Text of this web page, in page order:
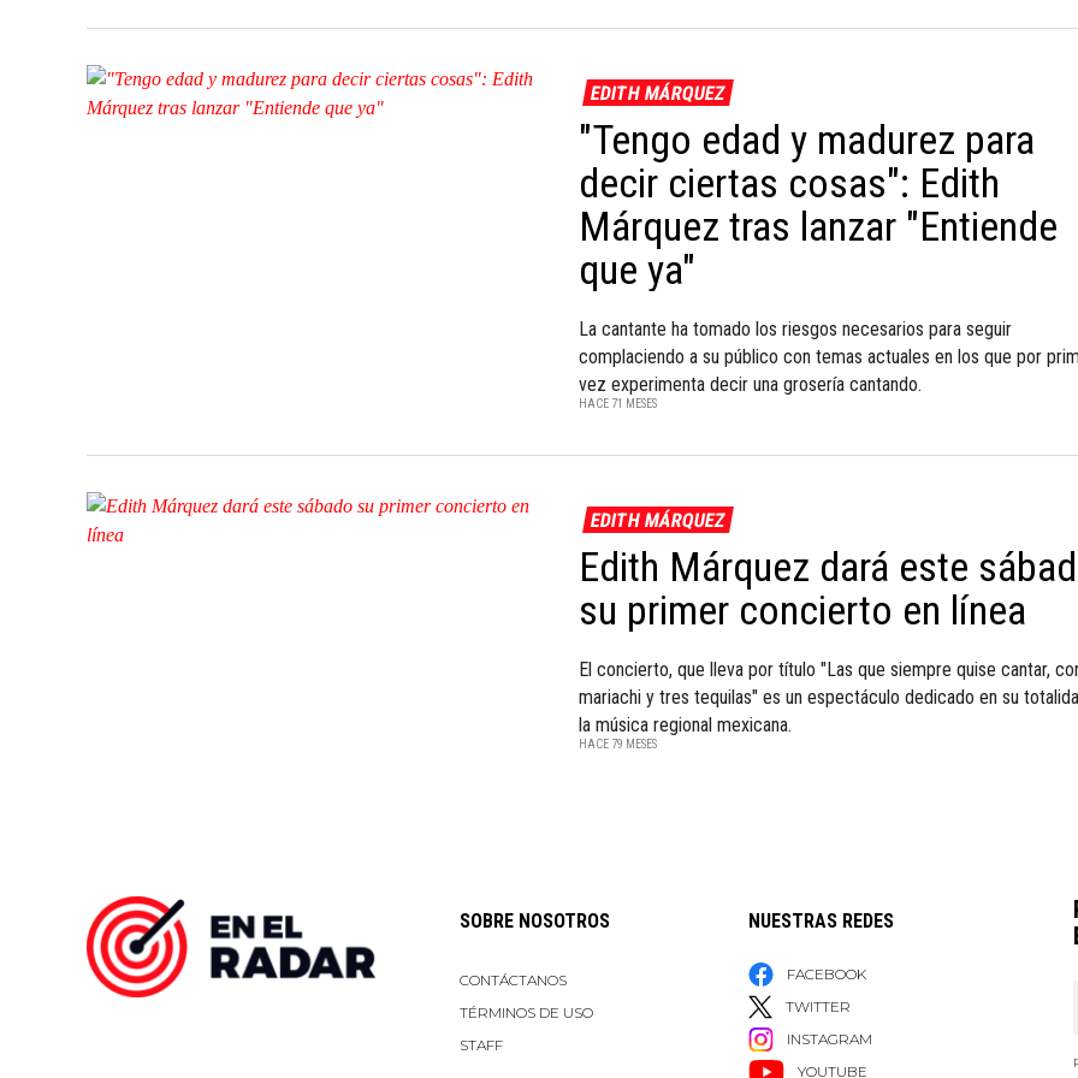
EDITH MÁRQUEZ
"Tengo edad y madurez para
decir ciertas cosas": Edith
Márquez tras lanzar "Entiende
que ya"
La cantante ha tomado los riesgos necesarios para seguir
complaciendo a su público con temas actuales en los que por
vez experimenta decir una grosería cantando.
HACE 71 MESES
EDITH MÁRQUEZ
Edith Márquez dará este
su primer concierto en línea
El concierto, que lleva por título "Las que siempre quise cantar,
mariachi y tres tequilas" es un espectáculo dedicado en su
la música regional mexicana.
HACE 79 MESES
SOBRE NOSOTROS
CONTÁCTANOS
TÉRMINOS DE USO
STAFF
NUESTRAS REDES
FACEBOOK
TWITTER
INSTAGRAM
YOUTUBE